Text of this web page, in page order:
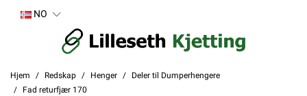
NO
Hjem Redskap Henger
Deler til Dumperhengere
Fad returfjær 170